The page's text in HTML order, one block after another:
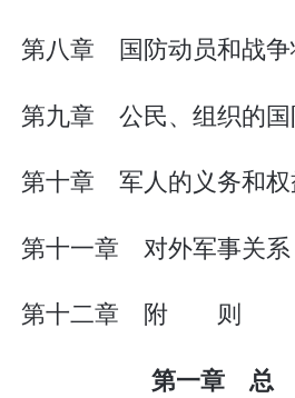
第八章 国防动员和战争
第九章 公民、组织的国
第十章 军人的义务和权
第十一章 对外军事关系
第十二章 附 则
第一章